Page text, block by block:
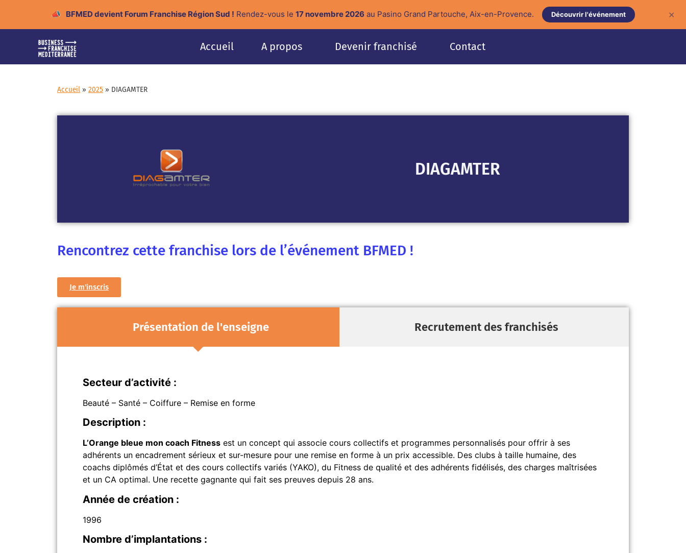
📣 BFMED devient Forum Franchise Région Sud ! Rendez-vous le 17 novembre 2026 au Pasino Grand Partouche, Aix-en-Provence. Découvrir l'événement ✕
Accueil A propos Devenir franchisé Contact
Accueil » 2025 » DIAGAMTER
DIAGAMTER
Rencontrez cette franchise lors de l’événement BFMED !
Je m'inscris
Présentation de l'enseigne Recrutement des franchisés
Secteur d’activité :
Beauté – Santé – Coiffure – Remise en forme
Description :
L’Orange bleue mon coach Fitness est un concept qui associe cours collectifs et programmes personnalisés pour offrir à ses
adhérents un encadrement sérieux et sur-mesure pour une remise en forme à un prix accessible. Des clubs à taille humaine, des
coachs diplômés d’État et des cours collectifs variés (YAKO), du Fitness de qualité et des adhérents fidélisés, des charges maîtrisées
et un CA optimal. Une recette gagnante qui fait ses preuves depuis 28 ans.
Année de création :
1996
Nombre d’implantations :